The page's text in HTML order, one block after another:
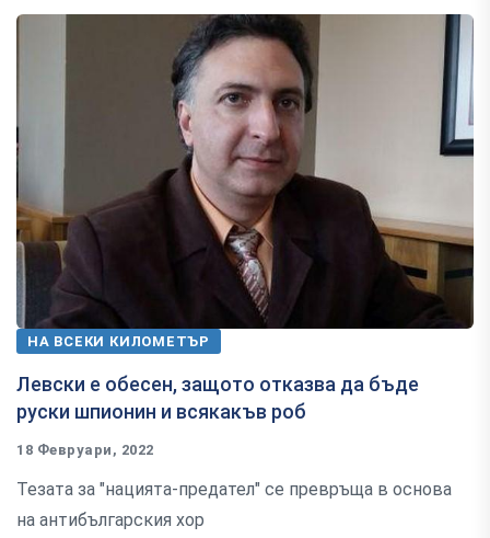
НА ВСЕКИ КИЛОМЕТЪР
Левски е обесен, защото отказва да бъде
руски шпионин и всякакъв роб
18 Февруари, 2022
Тезата за "нацията-предател" се превръща в основа
на антибългарския хор